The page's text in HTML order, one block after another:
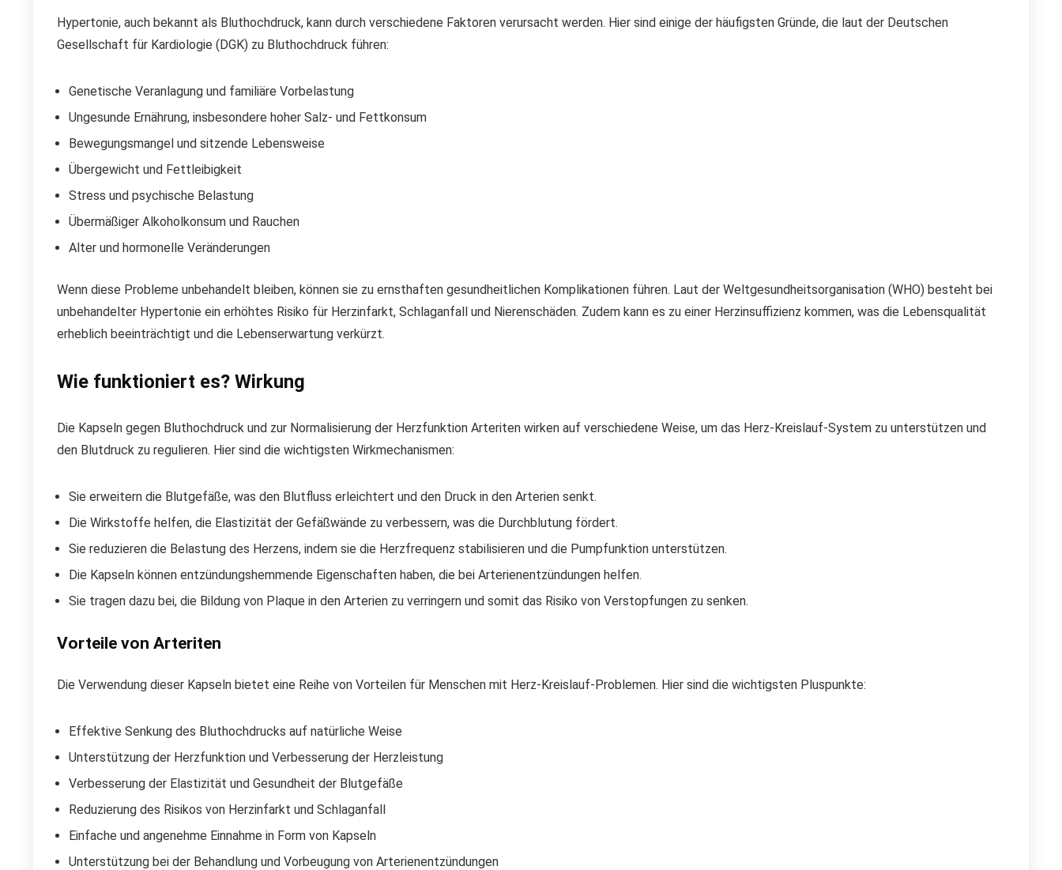
Hypertonie, auch bekannt als Bluthochdruck, kann durch verschiedene Faktoren verursacht werden. Hier sind einige der häufigsten Gründe, die laut der Deutschen
Gesellschaft für Kardiologie (DGK) zu Bluthochdruck führen:
Genetische Veranlagung und familiäre Vorbelastung
Ungesunde Ernährung, insbesondere hoher Salz- und Fettkonsum
Bewegungsmangel und sitzende Lebensweise
Übergewicht und Fettleibigkeit
Stress und psychische Belastung
Übermäßiger Alkoholkonsum und Rauchen
Alter und hormonelle Veränderungen
Wenn diese Probleme unbehandelt bleiben, können sie zu ernsthaften gesundheitlichen Komplikationen führen. Laut der Weltgesundheitsorganisation (WHO) besteht bei
unbehandelter Hypertonie ein erhöhtes Risiko für Herzinfarkt, Schlaganfall und Nierenschäden. Zudem kann es zu einer Herzinsuffizienz kommen, was die Lebensqualität
erheblich beeinträchtigt und die Lebenserwartung verkürzt.
Wie funktioniert es? Wirkung
Die Kapseln gegen Bluthochdruck und zur Normalisierung der Herzfunktion Arteriten wirken auf verschiedene Weise, um das Herz-Kreislauf-System zu unterstützen und
den Blutdruck zu regulieren. Hier sind die wichtigsten Wirkmechanismen:
Sie erweitern die Blutgefäße, was den Blutfluss erleichtert und den Druck in den Arterien senkt.
Die Wirkstoffe helfen, die Elastizität der Gefäßwände zu verbessern, was die Durchblutung fördert.
Sie reduzieren die Belastung des Herzens, indem sie die Herzfrequenz stabilisieren und die Pumpfunktion unterstützen.
Die Kapseln können entzündungshemmende Eigenschaften haben, die bei Arterienentzündungen helfen.
Sie tragen dazu bei, die Bildung von Plaque in den Arterien zu verringern und somit das Risiko von Verstopfungen zu senken.
Vorteile von Arteriten
Die Verwendung dieser Kapseln bietet eine Reihe von Vorteilen für Menschen mit Herz-Kreislauf-Problemen. Hier sind die wichtigsten Pluspunkte:
Effektive Senkung des Bluthochdrucks auf natürliche Weise
Unterstützung der Herzfunktion und Verbesserung der Herzleistung
Verbesserung der Elastizität und Gesundheit der Blutgefäße
Reduzierung des Risikos von Herzinfarkt und Schlaganfall
Einfache und angenehme Einnahme in Form von Kapseln
Unterstützung bei der Behandlung und Vorbeugung von Arterienentzündungen